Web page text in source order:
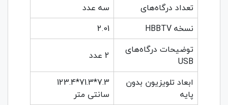
تعداد درگاه‌های
سه عدد
نسخه HBBTV
2.01
توضیحات درگاه‌های
USB
2 عدد
ابعاد تلویزیون بدون
پایه
7.3*71.3*123.4
سانتی متر